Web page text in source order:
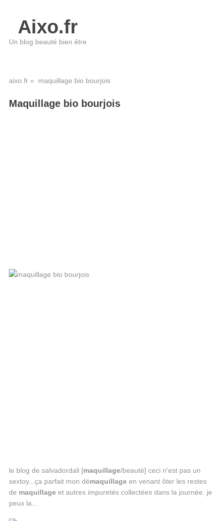
Aixo.fr
Un blog beauté bien être
aixo.fr» maquillage bio bourjois
Maquillage bio bourjois
le blog de salvadordali [maquillage/beauté] ceci n'est pas un
sextoy...ça parfait mon démaquillageen venant ôter les restes
de maquillageet autres impuretés collectées dans la journée. je
peux la...